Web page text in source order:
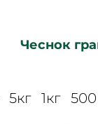
Чеснок
5кг 1кг